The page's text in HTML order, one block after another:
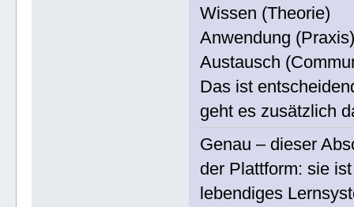
Wissen (Theorie)
Anwendung
Austausch
Das ist
geht es zusätzlich
Genau – dieser
der Plattform: sie
lebendiges